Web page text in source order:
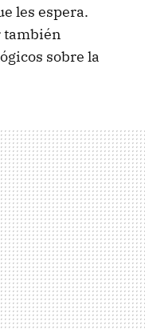
les espera.
también
sobre la